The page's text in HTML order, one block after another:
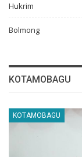
Hukrim
Bolmong
KOTAMOBAGU
KOTAMOBAGU